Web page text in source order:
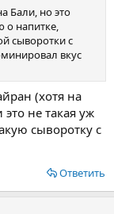
и окрошку, и
с
пюре с
блины со
«Сердца Бали»
состоящая из
шеф-
Дайвинг-
туристов.
Бали, но это
о напитке,
сыворотки с
вкус
(хотя на
не такая уж
сыворотку с
Ответить